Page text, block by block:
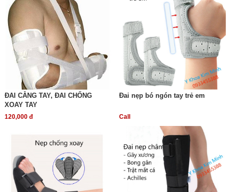
ĐAI CẴNG TAY, ĐAI CHỐNG
XOAY TAY
120,000 đ
Đai nẹp bó ngón tay trẻ em
Call